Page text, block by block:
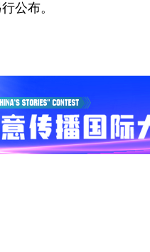
公布。